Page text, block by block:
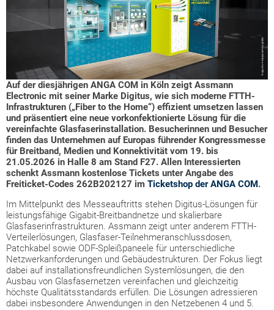
Auf der diesjährigen ANGA COM in Köln zeigt Assmann
Electronic mit seiner Marke Digitus, wie sich moderne FTTH-
Infrastrukturen („Fiber to the Home“) effizient umsetzen lassen
und präsentiert eine neue vorkonfektionierte Lösung für die
vereinfachte Glasfaserinstallation. Besucherinnen und Besucher
finden das Unternehmen auf Europas führender Kongressmesse
für Breitband, Medien und Konnektivität vom 19. bis
21.05.2026 in Halle 8 am Stand F27. Allen Interessierten
schenkt Assmann kostenlose Tickets unter Angabe des
Freiticket-Codes 262B202127 im Ticketshop der ANGA COM.
Im Mittelpunkt des Messeauftritts stehen Digitus-Lösungen für
leistungsfähige Gigabit-Breitbandnetze und skalierbare
Glasfaserinfrastrukturen. Assmann zeigt unter anderem FTTH-
Verteilerlösungen, Glasfaser-Teilnehmeranschlussdosen,
Patchkabel sowie ODF-Spleißpaneele für unterschiedliche
Netzwerkanforderungen und Gebäudestrukturen. Der Fokus liegt
dabei auf installationsfreundlichen Systemlösungen, die den
Ausbau von Glasfasernetzen vereinfachen und gleichzeitig
höchste Qualitätsstandards erfüllen. Die Lösungen adressieren
dabei insbesondere Anwendungen in den Netzebenen 4 und 5.